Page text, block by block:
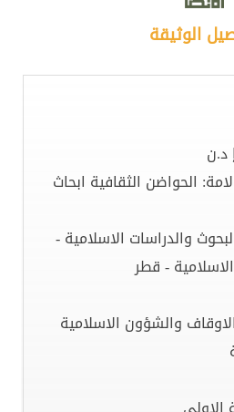
الوثيقة
الحواضن الثقافية ابحاث
والدراسات الاسلامية -
- قطر
والشؤون الاسلامية